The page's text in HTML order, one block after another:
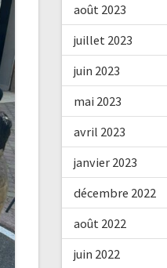
août 2023
juillet 2023
juin 2023
mai 2023
avril 2023
janvier 2023
décembre 2022
août 2022
juin 2022